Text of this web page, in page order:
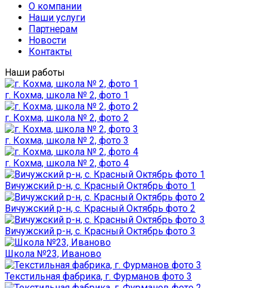
О компании
Наши услуги
Партнерам
Новости
Контакты
Наши работы
г. Кохма, школа № 2, фото 1
г. Кохма, школа № 2, фото 2
г. Кохма, школа № 2, фото 3
г. Кохма, школа № 2, фото 4
Вичужский р-н, с. Красный Октябрь фото 1
Вичужский р-н, с. Красный Октябрь фото 2
Вичужский р-н, с. Красный Октябрь фото 3
Школа №23, Иваново
Текстильная фабрика, г. Фурманов фото 3